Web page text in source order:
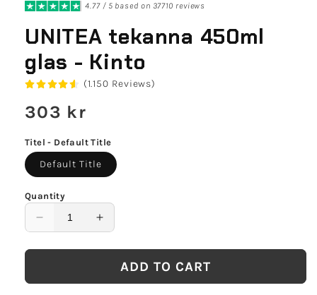
4.77 / 5 based on 37710 reviews
UNITEA tekanna 450ml
glas - Kinto
(1.150 Reviews)
Regular
303 kr
Titel - Default Title
Default Title
Quantity
Decrease
for
tekanna
Increase
for
UNITEA
tekanna
ADD TO CART